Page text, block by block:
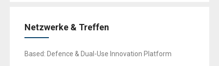
Netzwerke & Treffen
Based: Defence & Dual-Use Innovation Platform